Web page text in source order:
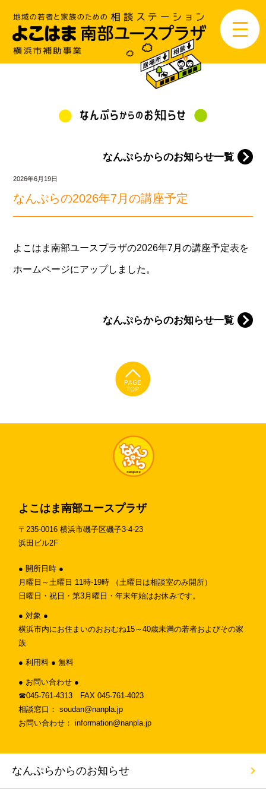
なんぷらからのお知らせ一覧
2026年6月19日
なんぷらの2026年7月の講座予定
よこはま南部ユースプラザの2026年7月の講座予定表を
ホームページにアップしました。
なんぷらからのお知らせ一覧
よこはま南部ユースプラザ
〒235-0016 横浜市磯子区磯子3-4-23
浜田ビル2F
● 開所日時 ●
月曜日～土曜日 11時-19時 （土曜日は相談室のみ開所）
日曜日・祝日・第3月曜日・年末年始はお休みです。
● 対象 ●
横浜市内にお住まいのおおむね15～40歳未満の若者およびその家
族
● 利用料 ● 無料
● お問い合わせ ●
☎︎045-761-4313 FAX 045-761-4023
相談窓口： soudan@nanpla.jp
お問い合わせ： information@nanpla.jp
なんぷらからのお知らせ